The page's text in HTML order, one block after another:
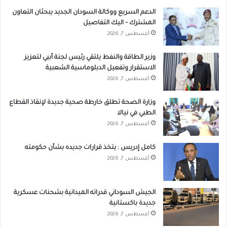
الدعم السريع ووكالة السودان الجديد يبحثان التعاون
المشترك – اليك التفاصيل
أغسطس 7, 2026
وزير الطاقة والنفط يلتقي رئيس لجنة أبيي لتعزيز
الاستقرار وتفعيل الدبلوماسية الشعبية
أغسطس 7, 2026
وزارة الصحة تطلق خارطة صحية جديدة لإنقاذ القطاع
الطبي في نيالا
أغسطس 7, 2026
كامل إدريس : يتخذ قرارات جديده بشأن حكومته
أغسطس 7, 2026
الجيش السوداني قدراته الميدانية بشحنات عسكرية
جديدة باكستانية
أغسطس 7, 2026